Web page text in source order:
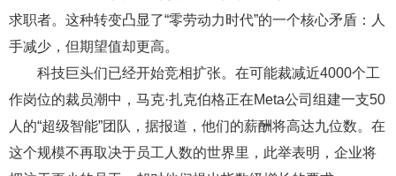
求职者。这种转变凸显了“零劳动力时代”的一个核心矛盾：人
手减少，但期望值却更高。
科技巨头们已经开始竞相扩张。在可能裁减近4000个工
作岗位的裁员潮中，马克·扎克伯格正在Meta公司组建一支50
人的“超级智能”团队，据报道，他们的薪酬将高达九位数。在
这个规模不再取决于员工人数的世界里，此举表明，企业将